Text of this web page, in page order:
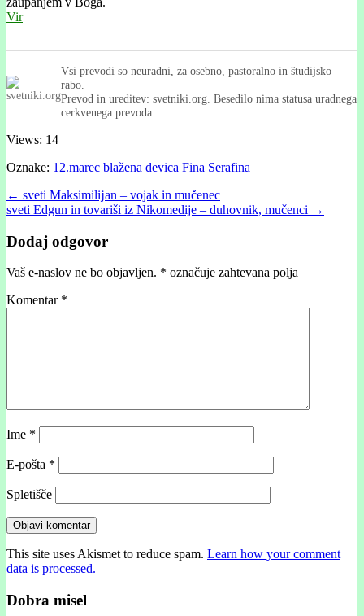
Vir
Vsi prevodi so neuradni, za osebno, pastoralno in študijsko
rabo.
Prevod in ureditev: svetniki.org. Besedilo nima statusa uradnega
cerkvenega prevoda.
Views: 14
Oznake: 12.marec blažena devica Fina Serafina
Post
navigation
← sveti Maksimilĳan – vojak in mučenec
sveti Edgun in tovariši iz Nikomedije – duhovnik, mučenci →
Dodaj odgovor
Vaš e-naslov ne bo objavljen. * označuje zahtevana polja
Komentar *
Ime *
E-pošta *
Spletišče
This site uses Akismet to reduce spam. Learn how your comment
data is processed.
Dobra misel